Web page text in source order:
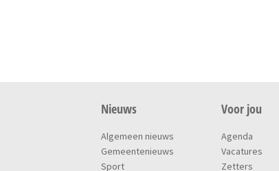
Nieuws
Algemeen nieuws
Gemeentenieuws
Sport
Voor jou
Agenda
Vacatures
Zetters